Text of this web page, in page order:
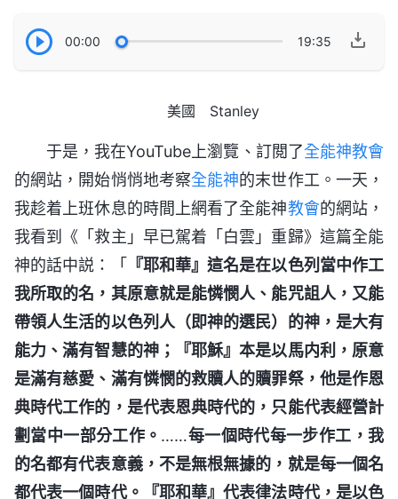
00:00 19:35
美國 Stanley
于是，我在YouTube上瀏覽、訂閲了全能神教會
的網站，開始悄悄地考察全能神的末世作工。一天，
我趁着上班休息的時間上網看了全能神教會的網站，
我看到《「救主」早已駕着「白雲」重歸》這篇全能
神的話中説：「 『耶和華』這名是在以色列當中作工
我所取的名，其原意就是能憐憫人、能咒詛人，又能
帶領人生活的以色列人（即神的選民）的神，是大有
能力、滿有智慧的神；『耶穌』本是以馬内利，原意
是滿有慈愛、滿有憐憫的救贖人的贖罪祭，他是作恩
典時代工作的，是代表恩典時代的，只能代表經營計
劃當中一部分工作。 ……每一個時代每一步作工，我
的名都有代表意義，不是無根無據的，就是每一個名
都代表一個時代。『耶和華』代表律法時代，是以色